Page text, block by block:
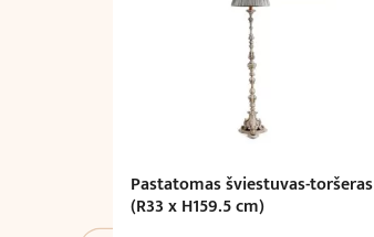
Pastatomas šviestuvas-toršeras
(R33 x H159.5 cm)